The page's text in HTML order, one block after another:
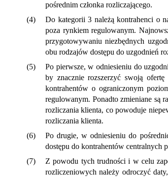
pośrednim członka rozliczającego.
(4)
Do kategorii 3 należą kontrahenci o
poza rynkiem regulowanym.
przygotowywaniu niezbędnych
obu rodzajów dostępu do uzgodnień
(5)
Po pierwsze, w odniesieniu do
by znacznie rozszerzyć swoją
kontrahentów o ograniczonym
regulowanym. Ponadto zmieniane są
rozliczania klienta, co powoduje
rozliczania klienta.
(6)
Po drugie, w odniesieniu do
dostępu do kontrahentów centralnych
(7)
Z powodu tych trudności i w celu
rozliczeniowych należy odroczyć